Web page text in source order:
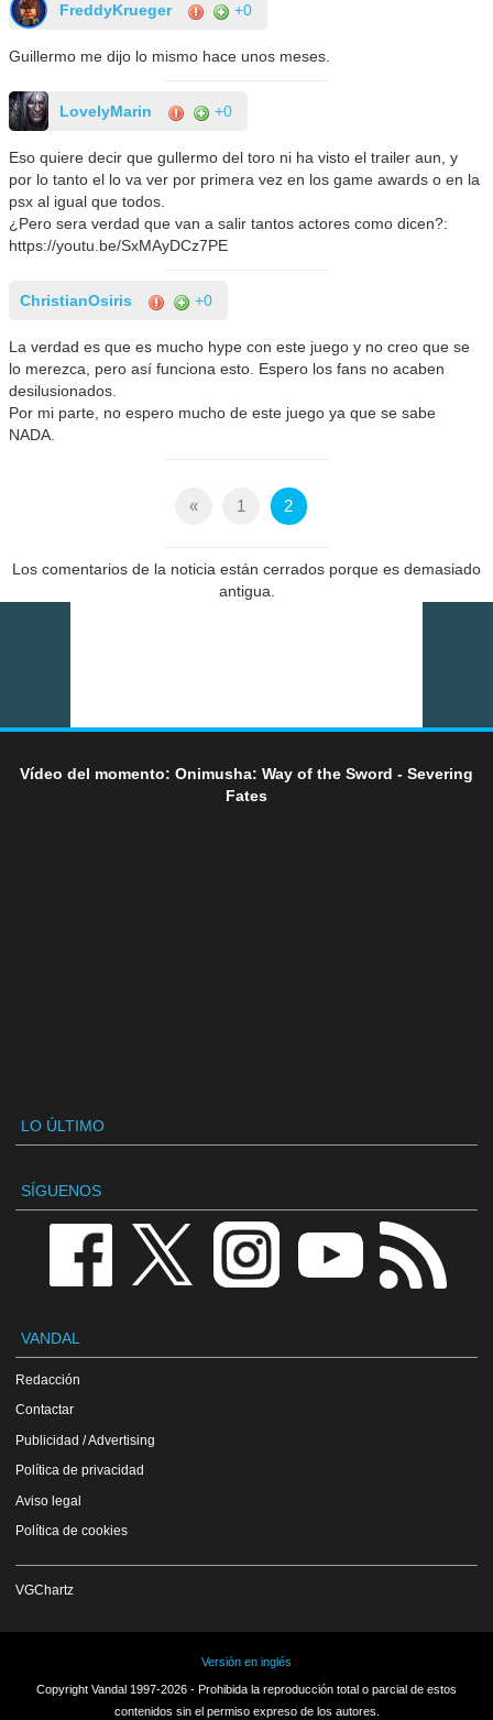
FreddyKrueger +0
Guillermo me dijo lo mismo hace unos meses.
LovelyMarin +0
Eso quiere decir que gullermo del toro ni ha visto el trailer aun, y
por lo tanto el lo va ver por primera vez en los game awards o en la
psx al igual que todos.
¿Pero sera verdad que van a salir tantos actores como dicen?:
https://youtu.be/SxMAyDCz7PE
ChristianOsiris +0
La verdad es que es mucho hype con este juego y no creo que se
lo merezca, pero así funciona esto. Espero los fans no acaben
desilusionados.
Por mi parte, no espero mucho de este juego ya que se sabe
NADA.
« 1 2
Los comentarios de la noticia están cerrados porque es demasiado
antigua.
Vídeo del momento: Onimusha: Way of the Sword - Severing
Fates
LO ÚLTIMO
SÍGUENOS
VANDAL
Redacción
Contactar
Publicidad / Advertising
Política de privacidad
Aviso legal
Política de cookies
VGChartz
Versión en inglés
Copyright Vandal 1997-2026 - Prohibida la reproducción total o parcial de estos
contenidos sin el permiso expreso de los autores.